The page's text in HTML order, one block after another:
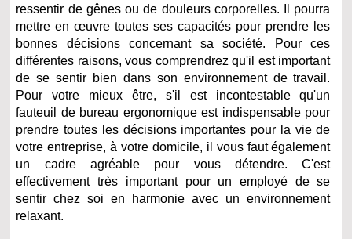
ressentir de gênes ou de douleurs corporelles. Il pourra
mettre en œuvre toutes ses capacités pour prendre les
bonnes décisions concernant sa société. Pour ces
différentes raisons, vous comprendrez qu'il est important
de se sentir bien dans son environnement de travail.
Pour votre mieux être, s'il est incontestable qu'un
fauteuil de bureau ergonomique est indispensable pour
prendre toutes les décisions importantes pour la vie de
votre entreprise, à votre domicile, il vous faut également
un cadre agréable pour vous détendre. C'est
effectivement très important pour un employé de se
sentir chez soi en harmonie avec un environnement
relaxant.